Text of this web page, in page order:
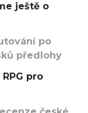
ještě o
po
předlohy
pro